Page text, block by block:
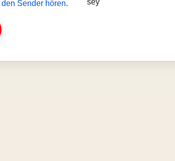
den Sender hören.